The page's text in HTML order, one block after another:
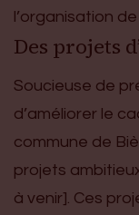
l’organisation
Des projets
Soucieuse de
d’améliorer le
commune de
projets
à venir]. Ces